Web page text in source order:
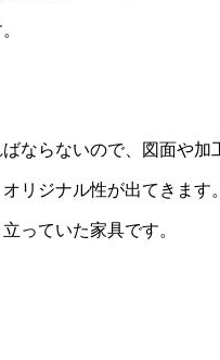
ならないので、図面や加
リジナル性が出てきます。
っていた家具です。